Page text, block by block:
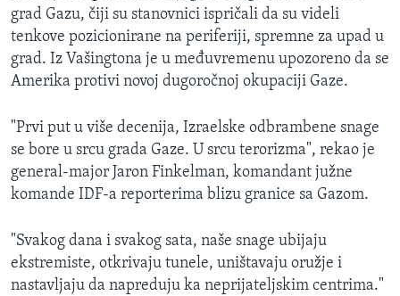
grad Gazu, čiji su stanovnici ispričali da su videli
tenkove pozicionirane na periferiji, spremne za upad u
grad. Iz Vašingtona je u međuvremenu upozoreno da se
Amerika protivi novoj dugoročnoj okupaciji Gaze.
"Prvi put u više decenija, Izraelske odbrambene snage
se bore u srcu grada Gaze. U srcu terorizma", rekao je
general-major Jaron Finkelman, komandant južne
komande IDF-a reporterima blizu granice sa Gazom.
"Svakog dana i svakog sata, naše snage ubijaju
ekstremiste, otkrivaju tunele, uništavaju oružje i
nastavljaju da napreduju ka neprijateljskim centrima."